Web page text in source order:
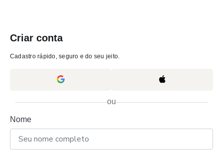
Criar conta
Cadastro rápido, seguro e do seu jeito.
ou
Nome